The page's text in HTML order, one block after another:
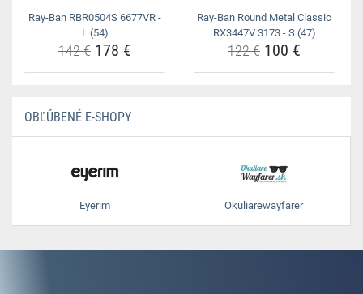
Ray-Ban RBR0504S 6677VR -
L (54)
142 € 178 €
Ray-Ban Round Metal Classic
RX3447V 3173 - S (47)
122 € 100 €
OBĽÚBENÉ E-SHOPY
Eyerim Okuliarewayfarer